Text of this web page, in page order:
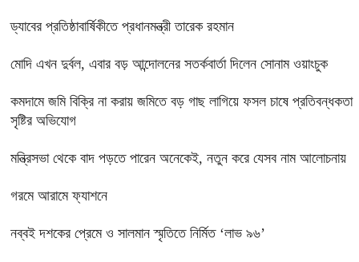
ড্যাবের প্রতিষ্ঠাবার্ষিকীতে প্রধানমন্ত্রী তারেক রহমান
মোদি এখন দুর্বল, এবার বড় আন্দোলনের সতর্কবার্তা দিলেন সোনাম ওয়াংচুক
কমদামে জমি বিক্রি না করায় জমিতে বড় গাছ লাগিয়ে ফসল চাষে প্রতিবন্ধকতা
সৃষ্টির অভিযোগ
মন্ত্রিসভা থেকে বাদ পড়তে পারেন অনেকেই, নতুন করে যেসব নাম আলোচনায়
গরমে আরামে ফ্যাশনে
নব্বই দশকের প্রেমে ও সালমান স্মৃতিতে নির্মিত ‘লাভ ৯৬’